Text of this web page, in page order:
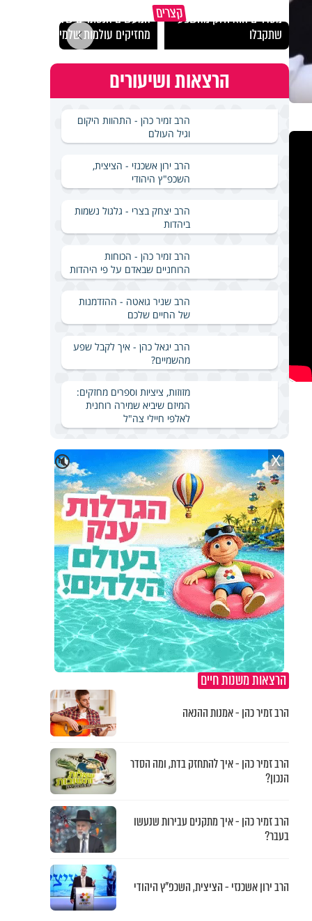
קצריםמסדרים הוא חלק מהשפע
שתקבלו
המעשים הנסתרים שלנו
מחזיקים עולמות שלמים
הרצאות ושיעורים
הרב זמיר כהן - התהוות היקום
וגיל העולם
הרב ירון אשכנזי - הציצית,
השכפ"ץ היהודי
הרב יצחק בצרי - גלגול נשמות
ביהדות
הרב זמיר כהן - הכוחות
הרוחניים שבאדם על פי היהדות
הרב שניר גואטה - ההזדמנות
של החיים שלכם
הרב יגאל כהן - איך לקבל שפע
מהשמיים?
מזוזות, ציציות וספרים מחזקים:
המיזם שיביא שמירה רוחנית
לאלפי חיילי צה"ל
🔇 X
הרצאות משנות חיים
הרב זמיר כהן - אמנות ההנאה
הרב זמיר כהן - איך להתחזק בדת, ומה הסדר
הנכון?
הרב זמיר כהן - איך מתקנים עבירות שנעשו
בעבר?
הרב ירון אשכנזי - הציצית, השכפ"ץ היהודי